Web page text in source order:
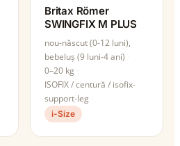
Britax Römer
SWINGFIX M PLUS
nou-născut (0-12 luni),
bebeluș (9 luni-4 ani)
0–20 kg
ISOFIX / centură / isofix-
support-leg
i-Size